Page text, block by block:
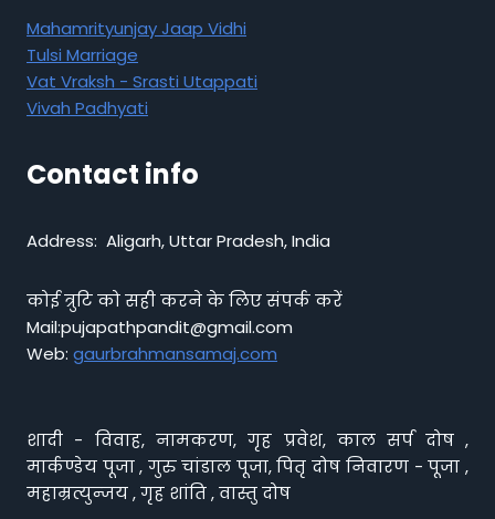
Mahamrityunjay Jaap Vidhi
Tulsi Marriage
Vat Vraksh - Srasti Utappati
Vivah Padhyati
Contact info
Address: Aligarh, Uttar Pradesh, India
कोई त्रुटि को सही करने के लिए संपर्क करें
Mail:pujapathpandit@gmail.com
Web: gaurbrahmansamaj.com
शादी - विवाह, नामकरण, गृह प्रवेश, काल सर्प दोष ,
मार्कण्डेय पूजा , गुरु चांडाल पूजा, पितृ दोष निवारण - पूजा ,
महाम्रत्युन्जय , गृह शांति , वास्तु दोष